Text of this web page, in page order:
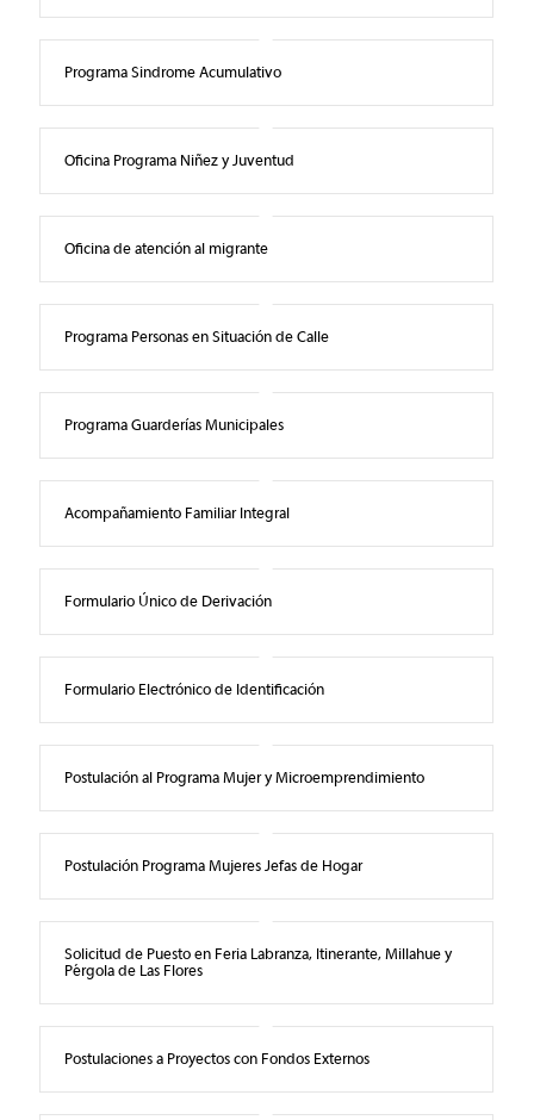
Programa Sindrome Acumulativo
Oficina Programa Niñez y Juventud
Oficina de atención al migrante
Programa Personas en Situación de Calle
Programa Guarderías Municipales
Acompañamiento Familiar Integral
Formulario Único de Derivación
Formulario Electrónico de Identificación
Postulación al Programa Mujer y Microemprendimiento
Postulación Programa Mujeres Jefas de Hogar
Solicitud de Puesto en Feria Labranza, Itinerante, Millahue y
Pérgola de Las Flores
Postulaciones a Proyectos con Fondos Externos